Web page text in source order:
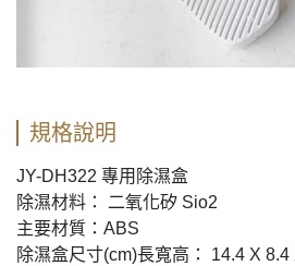
規格說明
JY-DH322 專用除濕盒
除濕材料： 二氧化矽 Sio2
主要材質：ABS
除濕盒尺寸(cm)長寬高： 14.4 X 8.4